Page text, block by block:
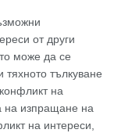
от други
може да се
тяхното тълкуване
на
на изпращане на
на интереси,